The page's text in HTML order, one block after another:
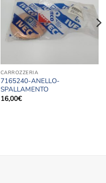
dei
desideri
CARROZZERIA
7165240-ANELLO-
SPALLAMENTO
16,00€